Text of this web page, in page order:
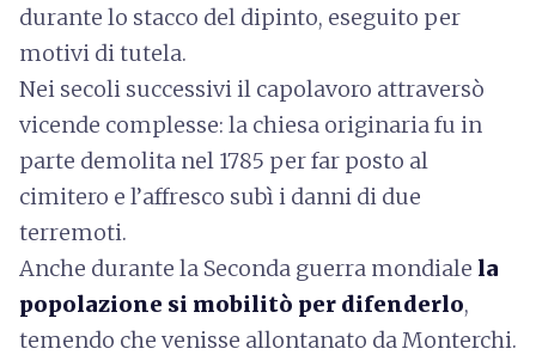
durante lo stacco del dipinto, eseguito per
motivi di tutela.
Nei secoli successivi il capolavoro attraversò
vicende complesse: la chiesa originaria fu in
parte demolita nel 1785 per far posto al
cimitero e l’affresco subì i danni di due
terremoti.
Anche durante la Seconda guerra mondiale la
popolazione si mobilitò per difenderlo,
temendo che venisse allontanato da Monterchi.